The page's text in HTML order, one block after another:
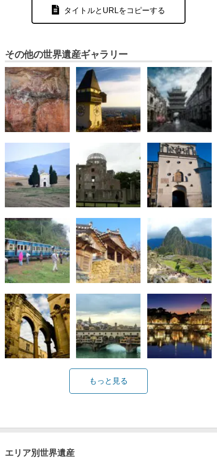
タイトルとURLをコピーする
その他の世界遺産ギャラリー
もっと見る
エリア別世界遺産